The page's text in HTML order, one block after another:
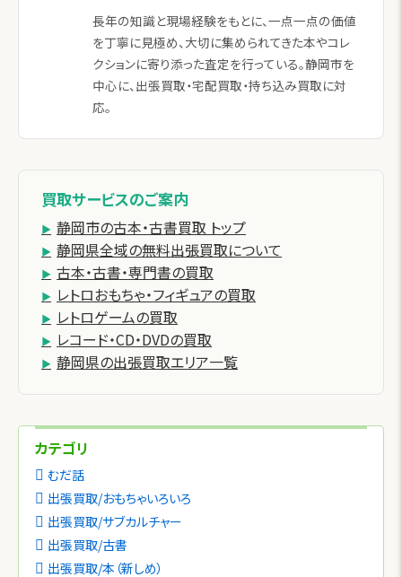
長年の知識と現場経験をもとに、一点一点の価値
を丁寧に見極め、大切に集められてきた本やコレ
クションに寄り添った査定を行っている。静岡市を
中心に、出張買取・宅配買取・持ち込み買取に対
応。
買取サービスのご案内
静岡市の古本・古書買取 トップ
静岡県全域の無料出張買取について
古本・古書・専門書の買取
レトロおもちゃ・フィギュアの買取
レトロゲームの買取
レコード・CD・DVDの買取
静岡県の出張買取エリア一覧
カテゴリ
むだ話
出張買取/おもちゃいろいろ
出張買取/サブカルチャー
出張買取/古書
出張買取/本（新しめ）